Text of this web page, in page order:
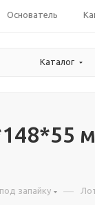
Основатель
Каталог
запайку —